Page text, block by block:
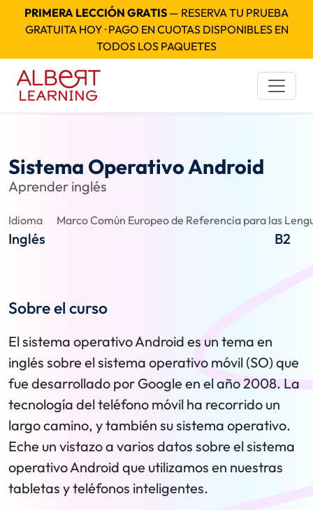
PRIMERA LECCIÓN GRATIS — RESERVA TU PRUEBA
GRATUITA HOY · PAGO EN CUOTAS DISPONIBLES EN
TODOS LOS PAQUETES
Sistema Operativo Android
Aprender inglés
Idioma
Inglés
Marco Común Europeo de Referencia para las
B2
Sobre el curso
El sistema operativo Android es un tema en
inglés sobre el sistema operativo móvil (SO) que
fue desarrollado por Google en el año 2008. La
tecnología del teléfono móvil ha recorrido un
largo camino, y también su sistema operativo.
Eche un vistazo a varios datos sobre el sistema
operativo Android que utilizamos en nuestras
tabletas y teléfonos inteligentes.